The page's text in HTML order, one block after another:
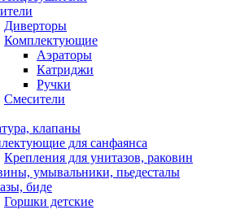
Диверторы
Комплектующие
Аэраторы
Катриджи
Ручки
Смесители
клапаны
для санфаянса
Крепления для унитазов, раковин
умывальники, пьедесталы
биде
Горшки детские